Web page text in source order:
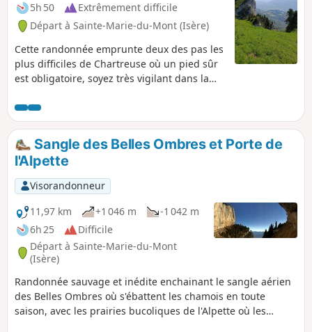
5h 50
Extrêmement difficile
Départ à Sainte-Marie-du-Mont (Isère)
Cette randonnée emprunte deux des pas les
plus difficiles de Chartreuse où un pied sûr
est obligatoire, soyez très vigilant dans la
culminant se situe tout près du Tunnel du
Trèfle et si vous êtes observateur, du tunnel,
vous pourrez apercevoir l'inaccessible Arche
de la Morille.
Sangle des Belles Ombres et Porte de
l'Alpette
Visorandonneur
11,97 km
+1 046 m
-1 042 m
6h 25
Difficile
Départ à Sainte-Marie-du-Mont
(Isère)
Randonnée sauvage et inédite enchainant le sangle aérien
des Belles Ombres où s'ébattent les chamois en toute
saison, avec les prairies bucoliques de l'Alpette où les